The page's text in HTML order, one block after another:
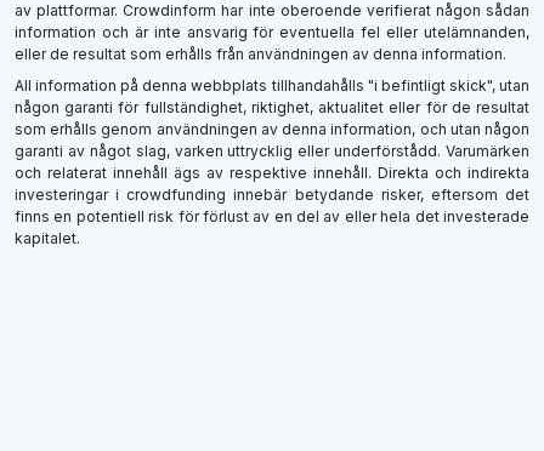
av plattformar. Crowdinform har inte oberoende verifierat någon sådan
information och är inte ansvarig för eventuella fel eller utelämnanden,
eller de resultat som erhålls från användningen av denna information.
All information på denna webbplats tillhandahålls "i befintligt skick", utan
någon garanti för fullständighet, riktighet, aktualitet eller för de resultat
som erhålls genom användningen av denna information, och utan någon
garanti av något slag, varken uttrycklig eller underförstådd. Varumärken
och relaterat innehåll ägs av respektive innehåll. Direkta och indirekta
investeringar i crowdfunding innebär betydande risker, eftersom det
finns en potentiell risk för förlust av en del av eller hela det investerade
kapitalet.